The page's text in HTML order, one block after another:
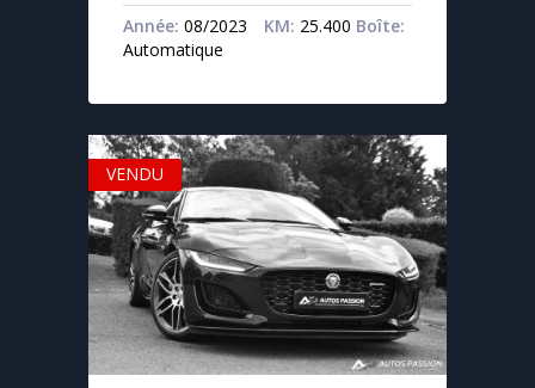
Année: 08/2023 KM: 25.400 Boîte:
Automatique
VENDU